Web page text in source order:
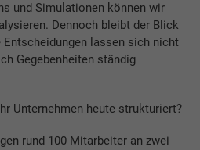
und Simulationen können wir
Dennoch bleibt der Blick
lassen sich nicht
Gegebenheiten ständig
Unternehmen heute strukturiert?
rund 100 Mitarbeiter an zwei